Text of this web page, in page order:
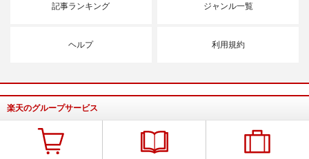
記事ランキング ジャンル一覧
ヘルプ 利用規約
楽天のグループサービス